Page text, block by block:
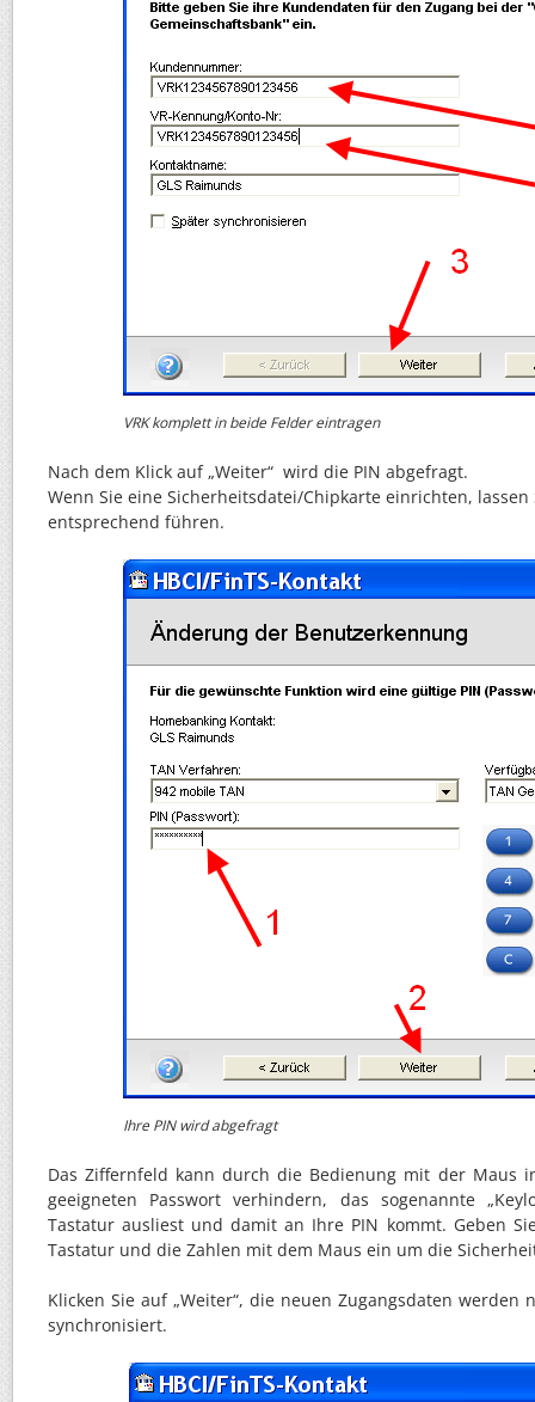
VRK komplett in beide Felder eintragen
Nach dem Klick auf „Weiter“ wird die PIN abgefragt.
Wenn Sie eine Sicherheitsdatei/Chipkarte einrichten, lassen
entsprechend führen.
Ihre PIN wird abgefragt
Das Ziffernfeld kann durch die Bedienung mit der Maus
geeigneten Passwort verhindern, das sogenannte
Tastatur ausliest und damit an Ihre PIN kommt. Geben
Tastatur und die Zahlen mit dem Maus ein um die
Klicken Sie auf „Weiter“, die neuen Zugangsdaten werden
synchronisiert.